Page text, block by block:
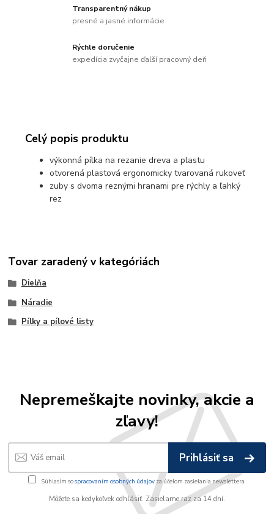
Transparentný nákup
presné a jasné informácie
Rýchle doručenie
expedícia zvyčajne ďalší pracovný deň
Celý popis produktu
výkonná pílka na rezanie dreva a plastu
otvorená plastová ergonomicky tvarovaná rukoveť
zuby s dvoma reznými hranami pre rýchly a ľahký
rez
Tovar zaradený v kategóriách
Dielňa
Náradie
Pílky a pílové listy
Nepremeškajte novinky, akcie a
zľavy!
Prihlásiť sa
Súhlasím sospracovaním osobných údajov za účelom zasielania newslettera.
Môžete sa kedykoľvek odhlásiť. Zasielame raz za 14 dní.